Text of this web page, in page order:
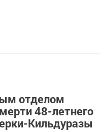
отделом
48-летнего
Кильдуразы